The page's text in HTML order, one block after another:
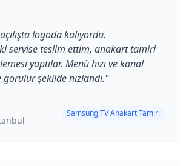
logoda kalıyordu.
servise teslim ettim, anakart tamiri
yaptılar. Menü hızı ve kanal
şekilde hızlandı."
Samsung TV Anakart Tamiri